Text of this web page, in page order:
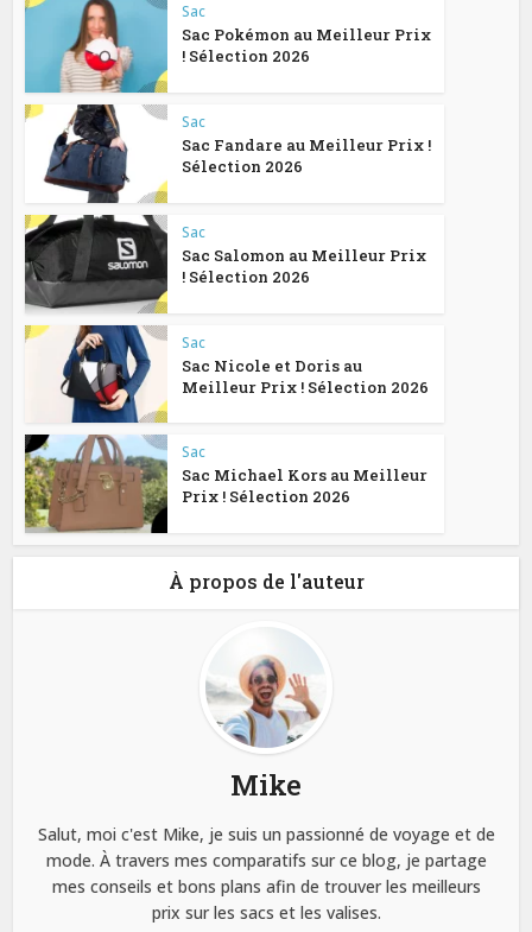
Sac
Sac Pokémon au Meilleur Prix
! Sélection 2026
Sac
Sac Fandare au Meilleur Prix !
Sélection 2026
Sac
Sac Salomon au Meilleur Prix
! Sélection 2026
Sac
Sac Nicole et Doris au
Meilleur Prix ! Sélection 2026
Sac
Sac Michael Kors au Meilleur
Prix ! Sélection 2026
À propos de l'auteur
Mike
Salut, moi c'est Mike, je suis un passionné de voyage et de
mode. À travers mes comparatifs sur ce blog, je partage
mes conseils et bons plans afin de trouver les meilleurs
prix sur les sacs et les valises.